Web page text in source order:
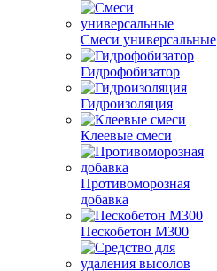
Смеси универсальные
Гидрофобизатор
Гидроизоляция
Клеевые смеси
Противоморозная
добавка
Пескобетон М300